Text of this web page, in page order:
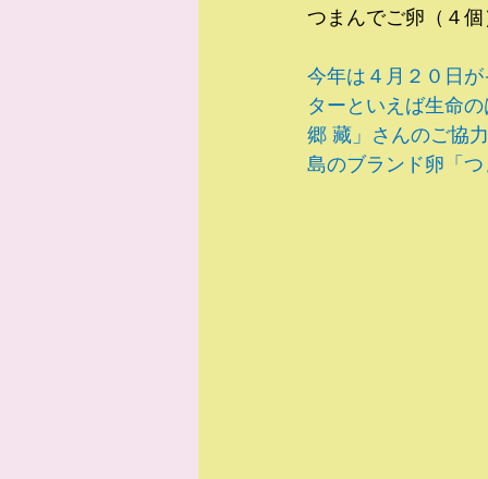
つまんでご卵（４
今年は４月２０日
ターといえば生命
郷 藏」さんのご協
島のブランド卵「